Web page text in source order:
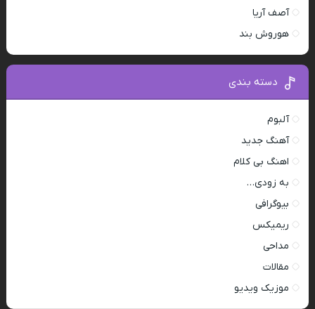
آصف آریا
هوروش بند
دسته بندی
آلبوم
آهنگ جدید
اهنگ بی کلام
به زودی…
بیوگرافی
ریمیکس
مداحی
مقالات
موزیک ویدیو